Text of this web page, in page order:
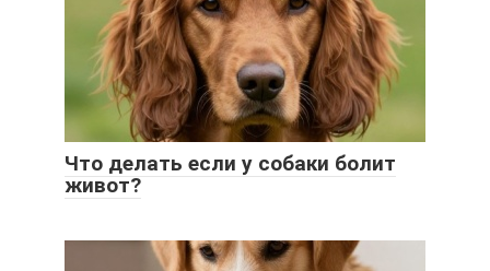
Что делать если у собаки болит
живот?